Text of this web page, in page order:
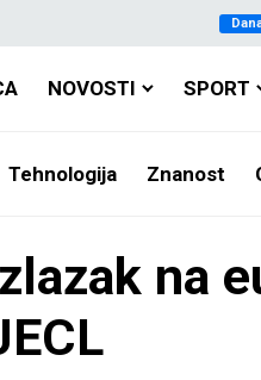
NOVOSTI SPORT
Tehnologija Znanost
na